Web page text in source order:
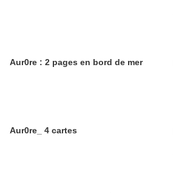
Aur0re : 2 pages en bord de mer
Aur0re_ 4 cartes